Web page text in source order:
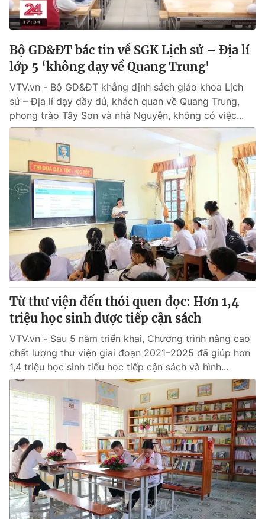
Bộ GD&ĐT bác tin về SGK Lịch sử – Địa lí
lớp 5 ‘không dạy về Quang Trung'
VTV.vn - Bộ GD&ĐT khẳng định sách giáo khoa Lịch
sử – Địa lí dạy đầy đủ, khách quan về Quang Trung,
phong trào Tây Sơn và nhà Nguyễn, không có việc...
Từ thư viện đến thói quen đọc: Hơn 1,4
triệu học sinh được tiếp cận sách
VTV.vn - Sau 5 năm triển khai, Chương trình nâng cao
chất lượng thư viện giai đoạn 2021–2025 đã giúp hơn
1,4 triệu học sinh tiểu học tiếp cận sách và hình...